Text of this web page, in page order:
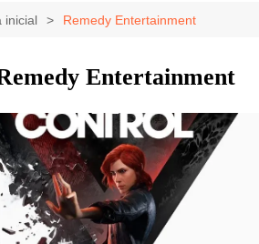
Celebridades
Música
Notícias
Clássicos
inicial Remedy Entertainment
Entertainment